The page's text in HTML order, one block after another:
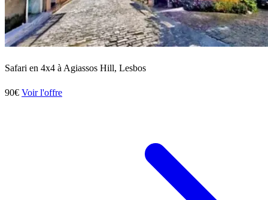
Safari en 4x4 à Agiassos Hill, Lesbos
90€ Voir l'offre